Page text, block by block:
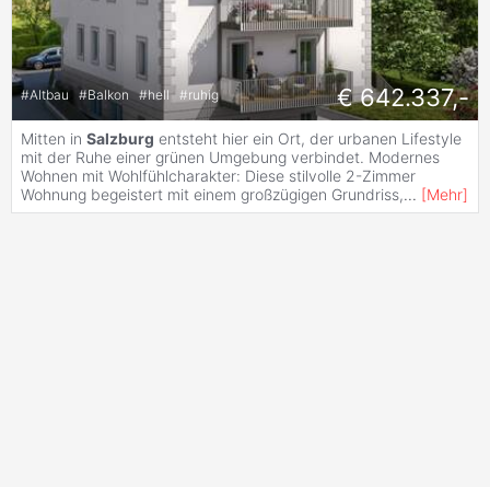
#Altbau #Balkon #hell #ruhig € 642.337,-
Mitten in Salzburg entsteht hier ein Ort, der urbanen Lifestyle
mit der Ruhe einer grünen Umgebung verbindet. Modernes
Wohnen mit Wohlfühlcharakter: Diese stilvolle 2-Zimmer
Wohnung begeistert mit einem großzügigen Grundriss,... [Mehr]